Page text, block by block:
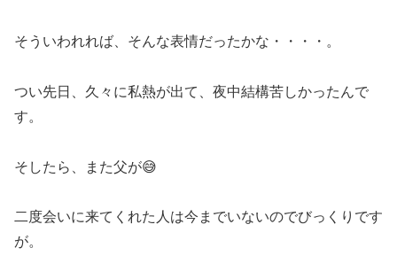
そういわれれば、そんな表情だったかな・・・・。
つい先日、久々に私熱が出て、夜中結構苦しかったんで
す。
そしたら、また父が😅
二度会いに来てくれた人は今までいないのでびっくりです
が。